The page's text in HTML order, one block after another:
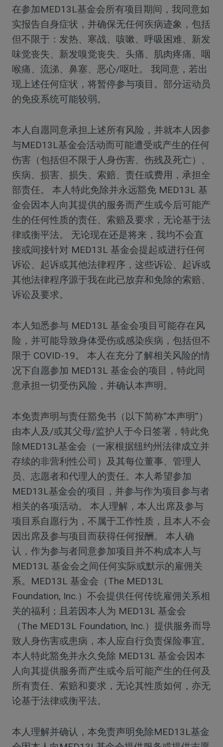
在参加MED13L基金会所有项目期间，我同意如
实报告自身症状，并确保无任何疾病迹象，包括
但不限于：发热、寒战、咳嗽、呼吸困难、新发
味觉丧失、新发嗅觉丧失、头痛、肌肉疼痛、咽
喉痛、流涕、鼻塞、恶心/呕吐。 我同意，若出
现上述任何症状，将暂停参与项目。部分运动员
的免疫系统可能较弱。
本人自愿同意承担上述所有风险，并就本人因参
与MED13L基金会活动而可能遭受或产生的任何
伤害（包括但不限于人身伤害、伤残及死亡）、
疾病、损害、损失、索赔、责任或费用，承担全
部责任。 本人特此免除并永远豁免 MED13L 基
金会因本人向其提供的服务而产生或今后可能产
生的任何性质的责任、索赔及要求，无论基于法
律或衡平法。 无论现在还是将来，我均不会直
接或间接针对 MED13L 基金会提起或进行任何
诉讼、起诉或其他法律程序，这些诉讼、起诉或
其他法律程序源于我在此已放弃和免除的索赔、
诉讼及要求。
本人知悉参与 MED13L 基金会项目可能存在风
险，并可能导致身体受伤或感染疾病，包括但不
限于 COVID-19。 本人在充分了解相关风险的情
况下自愿参加 MED13L 基金会的项目，特此同
意承担一切受伤风险，并确认本声明。
本免责声明与责任豁免书（以下简称“本声明”）
由本人及/或其父母/监护人于今日签署，特此免
除MED13L基金会（一家根据纽约州法律成立并
存续的非营利性公司）及其每位董事、管理人
员、志愿者和代理人的责任。本人希望参加
MED13L基金会的项目，并参与作为项目参与者
相关的各项活动。 本人理解，本人出席及参与
项目系自愿行为，不属于工作性质，且本人不会
因出席及参与项目而获得任何报酬。 本人确
认，作为参与者同意参加项目并不构成本人与
MED13L 基金会之间任何实际或默示的雇佣关
系。MED13L 基金会（The MED13L
Foundation, Inc.）不会提供任何传统雇佣关系相
关的福利；且若因本人为 MED13L 基金会
（The MED13L Foundation, Inc.）提供服务而导
致人身伤害或患病，本人应自行负责保险事宜。
本人特此豁免并永久免除 MED13L 基金会因本
人向其提供服务而产生或今后可能产生的任何及
所有责任、索赔和要求，无论其性质如何，亦无
论基于法律或衡平法。
本人理解并确认，本免责声明免除MED13L基金